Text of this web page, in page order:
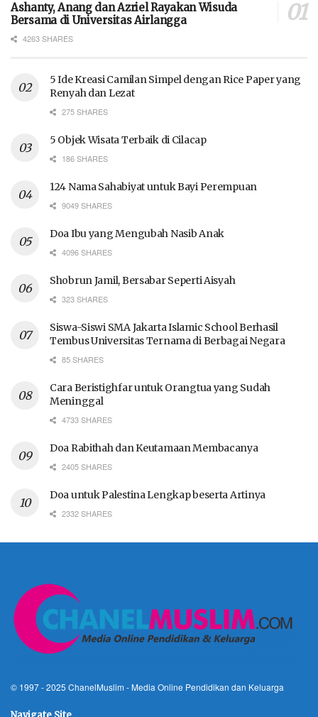
Ashanty, Anang dan Azriel Rayakan Wisuda
Bersama di Universitas Airlangga
4263 SHARES
5 Ide Kreasi Camilan Simpel dengan Rice Paper yang
Renyah dan Lezat
275 SHARES
5 Objek Wisata Terbaik di Cilacap
186 SHARES
124 Nama Sahabiyat untuk Bayi Perempuan
9049 SHARES
Doa Ibu yang Mengubah Nasib Anak
4096 SHARES
Shobrun Jamil, Bersabar Seperti Aisyah
323 SHARES
Siswa-Siswi SMA Jakarta Islamic School Berhasil
Tembus Universitas Ternama di Berbagai Negara
85 SHARES
Cara Beristighfar untuk Orangtua yang Sudah
Meninggal
4733 SHARES
Doa Rabithah dan Keutamaan Membacanya
2405 SHARES
Doa untuk Palestina Lengkap beserta Artinya
2332 SHARES
© 1997 - 2025 ChanelMuslim - Media Online Pendidikan dan Keluarga